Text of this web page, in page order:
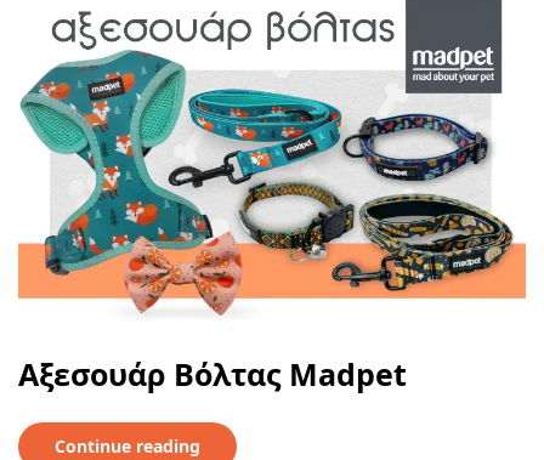
Αξεσουάρ Βόλτας Madpet
Continue reading